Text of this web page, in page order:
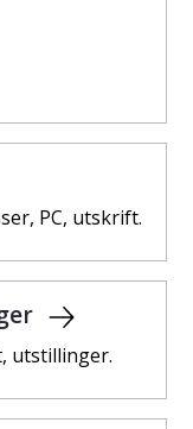
PC, utskrift.
utstillinger.